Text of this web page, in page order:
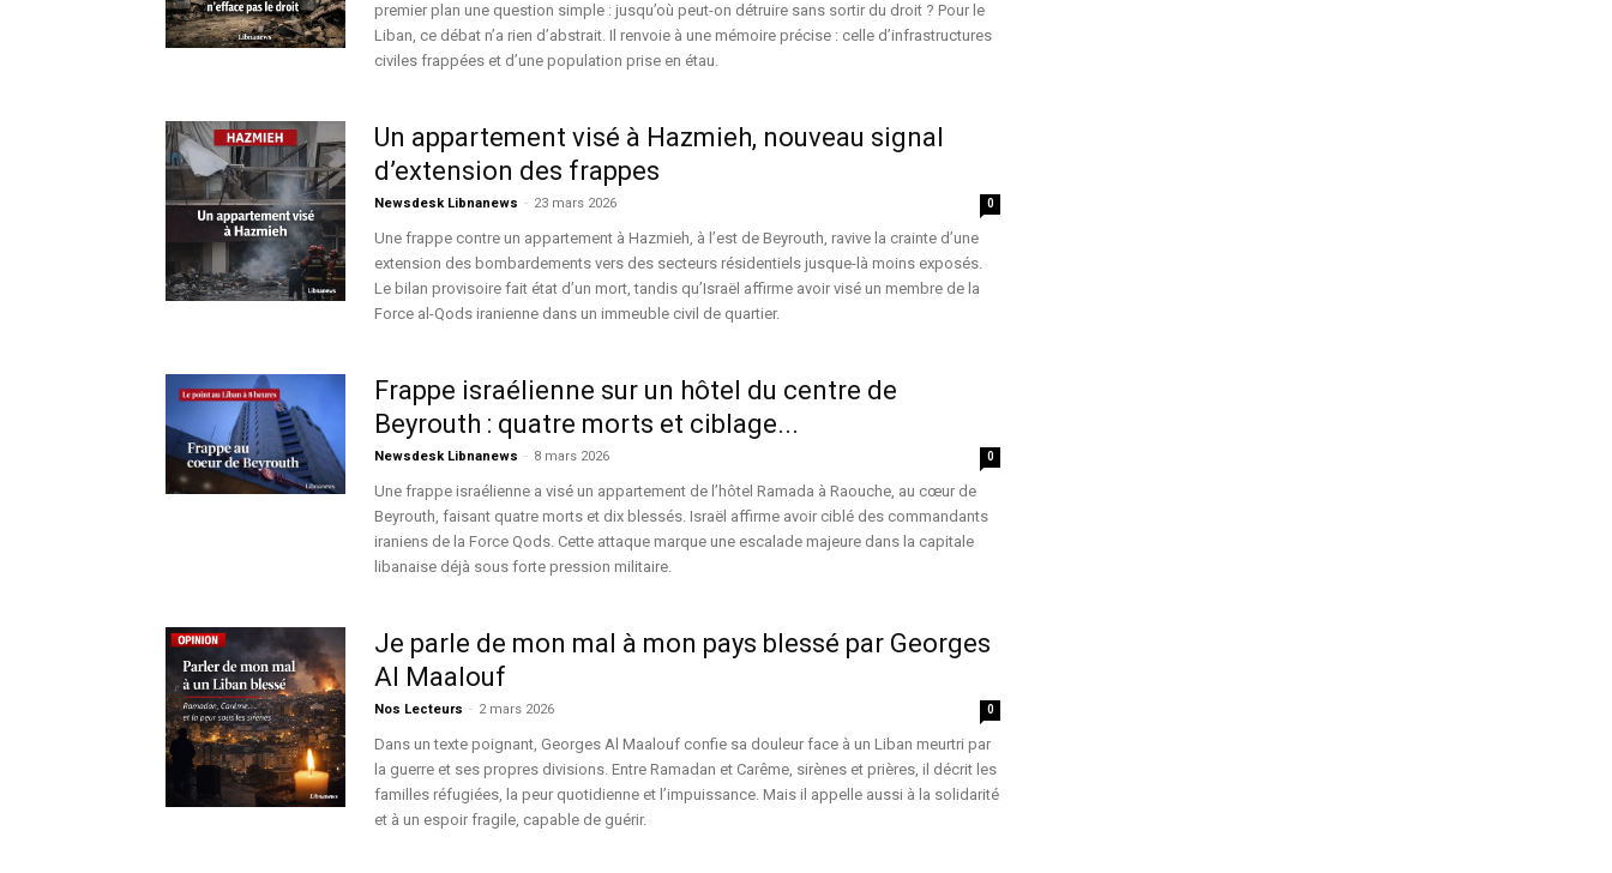
premier plan une question simple : jusqu’où peut-on détruire sans sortir du droit ? Pour le
Liban, ce débat n’a rien d’abstrait. Il renvoie à une mémoire précise : celle d’infrastructures
civiles frappées et d’une population prise en étau.
Un appartement visé à Hazmieh, nouveau signal
d’extension des frappes
Newsdesk Libnanews - 23 mars 2026 0
Une frappe contre un appartement à Hazmieh, à l’est de Beyrouth, ravive la crainte d’une
extension des bombardements vers des secteurs résidentiels jusque-là moins exposés.
Le bilan provisoire fait état d’un mort, tandis qu’Israël affirme avoir visé un membre de la
Force al-Qods iranienne dans un immeuble civil de quartier.
Frappe israélienne sur un hôtel du centre de
Beyrouth : quatre morts et ciblage...
Newsdesk Libnanews - 8 mars 2026 0
Une frappe israélienne a visé un appartement de l’hôtel Ramada à Raouche, au cœur de
Beyrouth, faisant quatre morts et dix blessés. Israël affirme avoir ciblé des commandants
iraniens de la Force Qods. Cette attaque marque une escalade majeure dans la capitale
libanaise déjà sous forte pression militaire.
Je parle de mon mal à mon pays blessé par Georges
Al Maalouf
Nos Lecteurs - 2 mars 2026 0
Dans un texte poignant, Georges Al Maalouf confie sa douleur face à un Liban meurtri par
la guerre et ses propres divisions. Entre Ramadan et Carême, sirènes et prières, il décrit les
familles réfugiées, la peur quotidienne et l’impuissance. Mais il appelle aussi à la solidarité
et à un espoir fragile, capable de guérir.